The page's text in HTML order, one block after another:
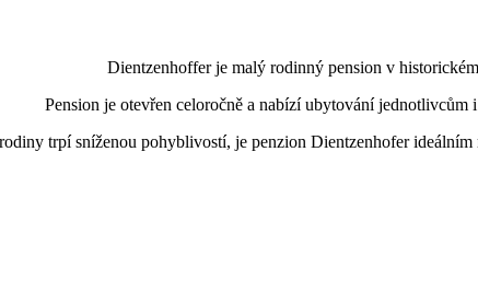
Dientzenhoffer je malý rodinný pension v
Pension je otevřen celoročně a nabízí ubytování
trpí sníženou pohyblivostí, je penzion Dientzenhofer